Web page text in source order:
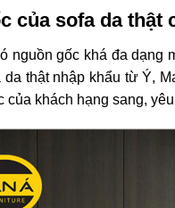
của sofa da thật
nguồn gốc khá đa dạng
da thật nhập khẩu từ Ý,
của khách hạng sang,